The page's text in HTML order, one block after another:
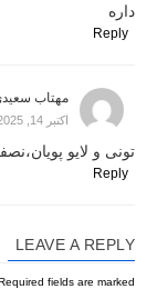
داره
Reply
مهتاب
اکتبر 14, 2025 at 7:07 ق.ظ
تونی و لایو
Reply
LEAVE A REPLY
fields are marked